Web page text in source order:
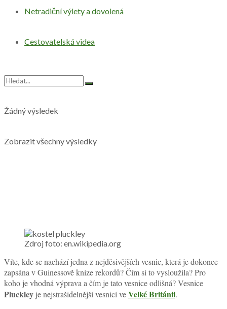
Netradiční výlety a dovolená
Cestovatelská videa
Žádný výsledek
Zobrazit všechny výsledky
Zdroj foto: en.wikipedia.org
Víte, kde se nachází jedna z nejděsivějších vesnic, která je dokonce
zapsána v Guinessově knize rekordů? Čím si to vysloužila? Pro
koho je vhodná výprava a čím je tato vesnice odlišná? Vesnice
Pluckley je nejstrašidelnější vesnicí veVelké Británii.